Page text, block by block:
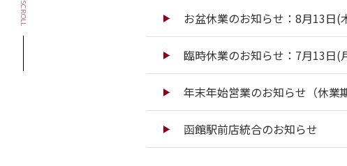
SCROLL お盆休業のお知らせ：8月13日(
臨時休業のお知らせ：7月13日(
年末年始営業のお知らせ（休業
函館駅前店統合のお知らせ